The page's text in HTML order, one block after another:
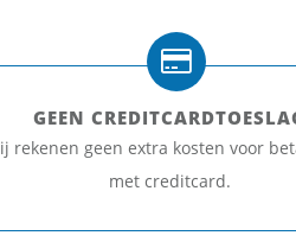
GEEN
rekenen geen extra kosten voor
met creditcard.